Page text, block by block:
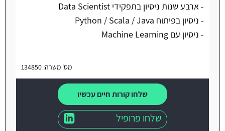
- ארבע שנות ניסיון בתפקידי Data Scientist
- ניסיון בפיתוח Python / Scala / Java
- ניסיון עם Machine Learning
מס' משרה: 134850
שלחו קורות חיים עכשיו
שלחו פרופיל